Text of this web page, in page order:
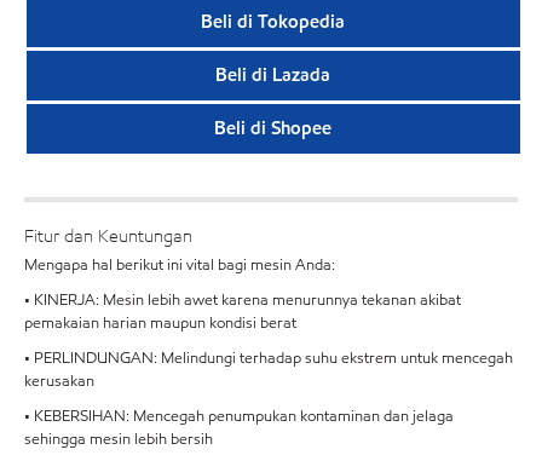
Beli di Tokopedia
Beli di Lazada
Beli di Shopee
Fitur dan Keuntungan
Mengapa hal berikut ini vital bagi mesin Anda:
• KINERJA: Mesin lebih awet karena menurunnya tekanan akibat
pemakaian harian maupun kondisi berat
• PERLINDUNGAN: Melindungi terhadap suhu ekstrem untuk mencegah
kerusakan
• KEBERSIHAN: Mencegah penumpukan kontaminan dan jelaga
sehingga mesin lebih bersih